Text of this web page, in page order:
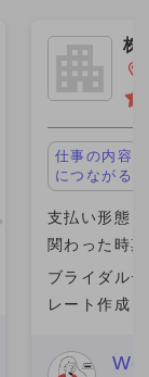
株
仕事の内容
につながる
支払い形態
関わった時
ブライダル
レート作成
い取っても